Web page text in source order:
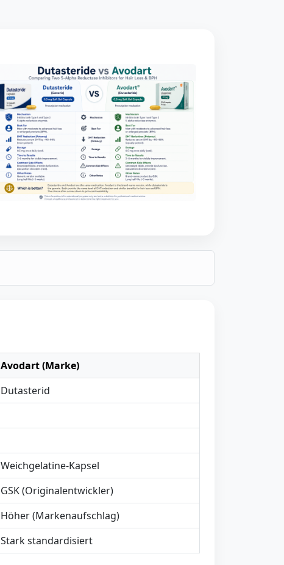
Avodart (Marke)
Dutasterid
Weichgelatine-Kapsel
GSK (Originalentwickler)
Höher (Markenaufschlag)
Stark standardisiert